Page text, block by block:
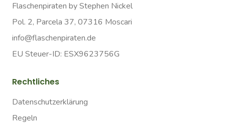
Flaschenpiraten by Stephen Nickel
Pol. 2, Parcela 37, 07316 Moscari
info@flaschenpiraten.de
EU Steuer-ID: ESX9623756G
Rechtliches
Datenschutzerklärung
Regeln